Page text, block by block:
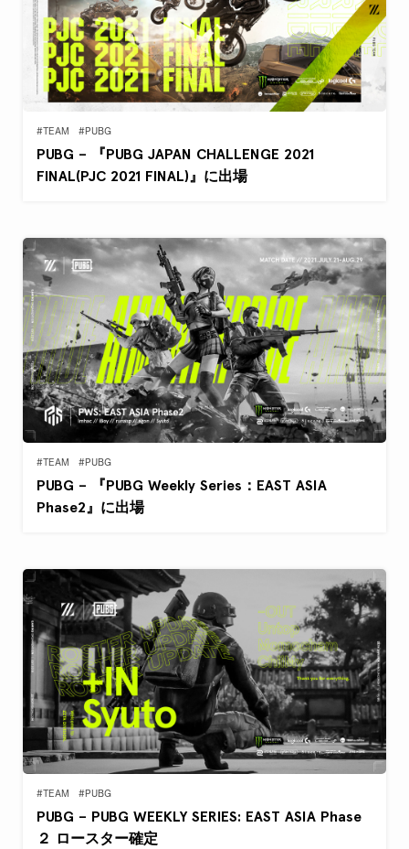
#TEAM #PUBG
PUBG – 『PUBG JAPAN CHALLENGE 2021
FINAL(PJC 2021 FINAL)』に出場
#TEAM #PUBG
PUBG – 『PUBG Weekly Series：EAST ASIA
Phase2』に出場
#TEAM #PUBG
PUBG – PUBG WEEKLY SERIES: EAST ASIA Phase
２ ロースター確定